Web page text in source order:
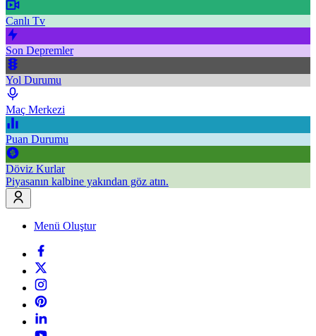
Canlı Tv
Son Depremler
Yol Durumu
Maç Merkezi
Puan Durumu
Döviz Kurlar
Piyasanın kalbine yakından göz atın.
Menü Oluştur